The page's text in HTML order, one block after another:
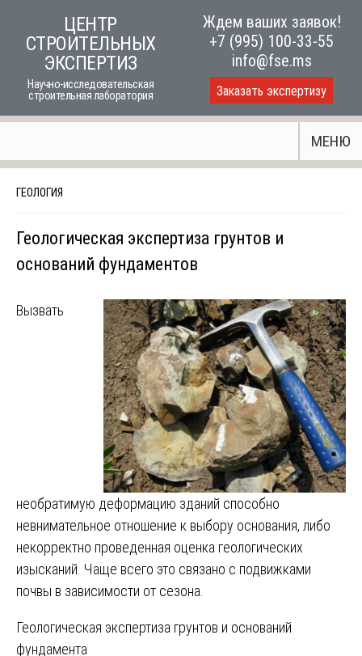
content
ЦЕНТР
СТРОИТЕЛЬНЫХ
ЭКСПЕРТИЗ
Научно-исследовательская
строительная лаборатория
Ждем ваших заявок!
+7 (995) 100-33-55
info@fse.ms
Заказать экспертизу
МЕНЮ
ГЕОЛОГИЯ
Геологическая экспертиза грунтов и
оснований фундаментов
Вызвать
необратимую деформацию зданий способно
невнимательное отношение к выбору основания, либо
некорректно проведенная оценка геологических
изысканий. Чаще всего это связано с подвижками
почвы в зависимости от сезона.
Геологическая экспертиза грунтов и оснований
фундамента